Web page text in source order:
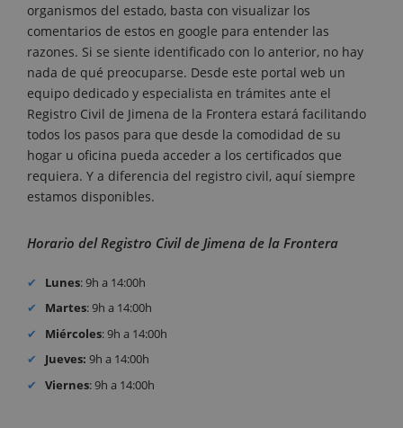
organismos del estado, basta con visualizar los
comentarios de estos en google para entender las
razones. Si se siente identificado con lo anterior, no hay
nada de qué preocuparse. Desde este portal web un
equipo dedicado y especialista en trámites ante el
Registro Civil de Jimena de la Frontera estará facilitando
todos los pasos para que desde la comodidad de su
hogar u oficina pueda acceder a los certificados que
requiera. Y a diferencia del registro civil, aquí siempre
estamos disponibles.
Horario del Registro Civil de Jimena de la Frontera
Lunes: 9h a 14:00h
Martes: 9h a 14:00h
Miércoles: 9h a 14:00h
Jueves: 9h a 14:00h
Viernes: 9h a 14:00h